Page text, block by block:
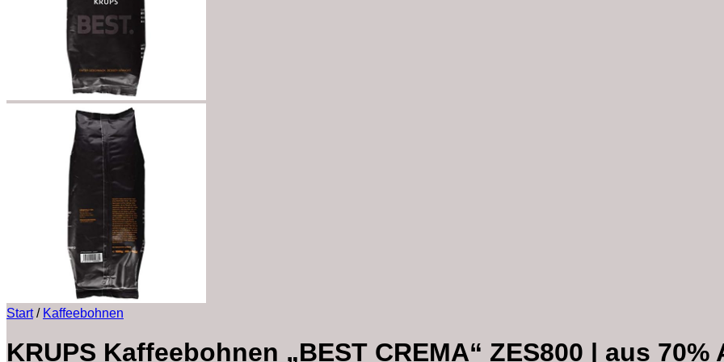
Start / Kaffeebohnen
KRUPS Kaffeebohnen „BEST CREMA“ ZES800 | aus 70%